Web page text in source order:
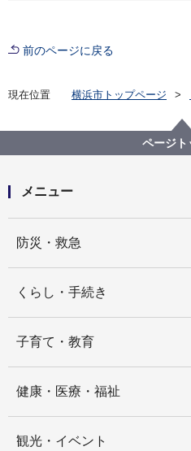
前のページに戻る
現在位置 横浜市トップページ
地産地消の取組「買う・
よこはまの農畜産物を
横浜花の直売マップ
ページト
メニュー
防災・救急
くらし・手続き
子育て・教育
健康・医療・福祉
観光・イベント